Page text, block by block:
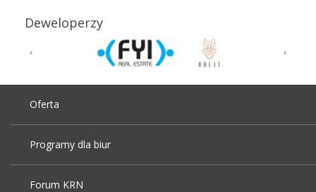
Deweloperzy
Oferta
Programy dla biur
Forum KRN